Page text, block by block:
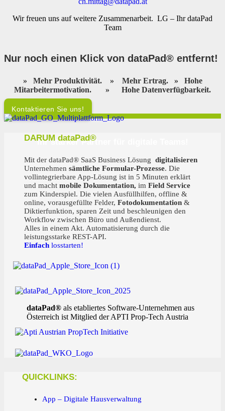
Wir freuen uns auf weitere Zusammenarbeit. LG – Ihr dataPad
Team
Nur noch einen Klick von dataPad® entfernt!
» Mehr Produktivität. » Mehr Ertrag. »
Hohe
Mitarbeitermotivation. » Hohe Datenverfügbarkeit.
Kontaktieren Sie uns!
Ihr starker Partner für digitale Teams!
DARUM dataPad®
Mit der dataPad® SaaS Business Lösungdigitalisieren
Unternehmensämtliche Formular-Prozesse. Die
vollintegrierbare App-Lösung ist in 5 Minuten erklärt
und machtmobile Dokumentation, imField Service
zum Kinderspiel. Die vielen Ausfüllhilfen, offline &
online, vorausgefüllte Felder,Fotodokumentation &
Diktierfunktion, sparen Zeit und beschleunigen den
Workflow zwischen Büro und Außendienst.
Alles in einem Akt. Automatisierung durch die
leistungsstarke REST-API.
Einfach losstarten!
dataPad® als etabliertes Software-Unternehmen aus
Österreich ist Mitglied der APTI Prop-Tech Austria
QUICKLINKS:
App – Digitale Hausverwaltung